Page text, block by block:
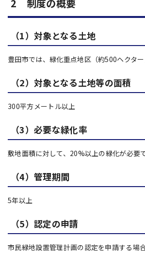
2 制度の概要
（1）対象となる土地
豊田市では、緑化重点地区（約500ヘクター
（2）対象となる土地等の面積
300平方メートル以上
（3）必要な緑化率
敷地面積に対して、20%以上の緑化が必要で
（4）管理期間
5年以上
（5）認定の申請
市民緑地設置管理計画の認定を申請する場